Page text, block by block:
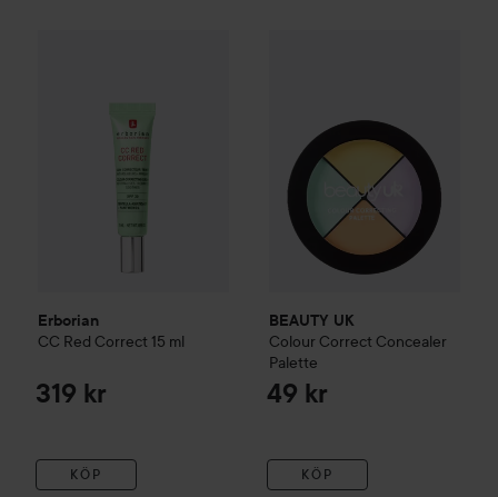
Erborian
CC Red Correct 15 ml
319 kr
KÖP
BEAUTY UK
Colour Correct Concealer
Palette
49 kr
KÖP